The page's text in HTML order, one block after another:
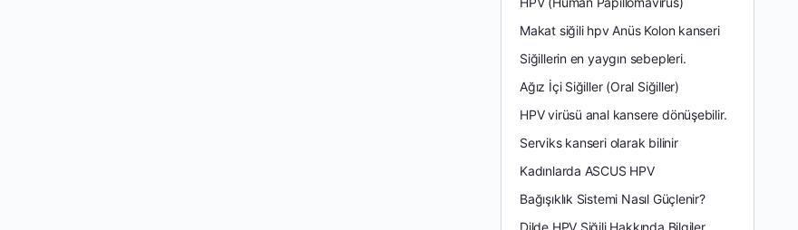
Makat siğili hpv Anüs Kolon kanseri
Siğillerin en yaygın sebepleri.
Ağız İçi Siğiller (Oral Siğiller)
HPV virüsü anal kansere dönüşebilir.
Serviks kanseri olarak bilinir
Kadınlarda ASCUS HPV
Bağışıklık Sistemi Nasıl Güçlenir?
Dilde HPV Siğili Hakkında Bilgiler